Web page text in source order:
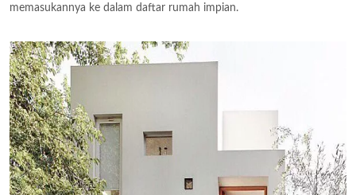
memasukannya ke dalam daftar rumah impian.